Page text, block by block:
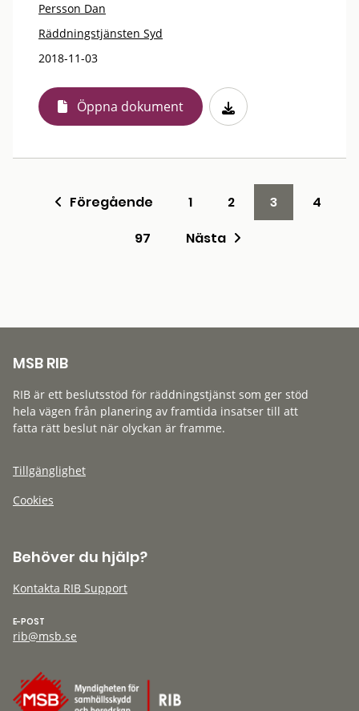
Persson Dan
Räddningstjänsten Syd
2018-11-03
Öppna dokument
Föregående 1 2 3
4
97
Nästa
MSB RIB
RIB är ett beslutsstöd för räddningstjänst som ger stöd
hela vägen från planering av framtida insatser till att
fatta rätt beslut när olyckan är framme.
Tillgänglighet
Cookies
Behöver du hjälp?
Kontakta RIB Support
E-POST
rib@msb.se